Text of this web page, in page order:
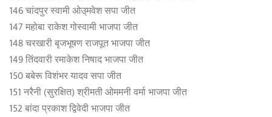
146 चांदपुर स्वामी ओउ्मवेश सपा जीत
147 महोबा राकेश गोस्वामी भाजपा जीत
148 चरखारी बृजभूषण राजपूत भाजपा जीत
149 तिंदवारी रमाकेश निषाद भाजपा जीत
150 बबेरू विशंभर यादव सपा जीत
151 नरैनी (सुरक्षित) श्रीमती ओममनी वर्मा भाजपा जीत
152 बांदा प्रकाश द्विवेदी भाजपा जीत